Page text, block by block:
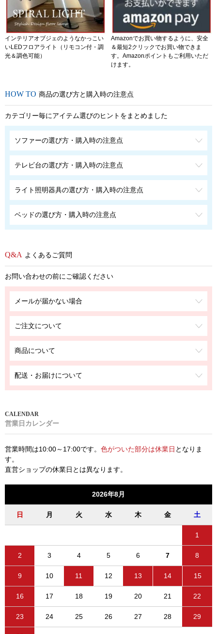
インテリアオブジェのようなかっこい
いLEDフロアライト（リモコン付・調
光＆調色可能）
Amazonでお買い物するように、安全
＆最短2クリックでお買い物できま
す。Amazonポイントもご利用いただ
けます。
商品の選び方と購入時の注意点
カテゴリー毎にアイテム選びのヒントをまとめました
ソファーの選び方・購入時の注意点
テレビ台の選び方・購入時の注意点
ライト照明器具の選び方・購入時の注意点
ベッドの選び方・購入時の注意点
よくあるご質問
お問い合わせの前にご確認ください
メールが届かない場合
ご注文について
商品について
配送・お届けについて
営業日カレンダー
営業時間は10:00～17:00です。 色がついた部分は休業日 となりま
す。
直営ショップの休業日とは異なります。
2026年8月
日 月 火 水 木 金 土
1
2 3 4 5 6 7 8
9 10 11 12 13 14 15
16 17 18 19 20 21 22
23 24 25 26 27 28 29